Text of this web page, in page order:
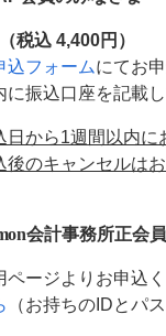
税込 4,400円）
込フォームにてお
に振込口座を記載
から1週間以内に
のキャンセルは
会計事務所正会
ページよりお申込く
（お持ちのIDとパ